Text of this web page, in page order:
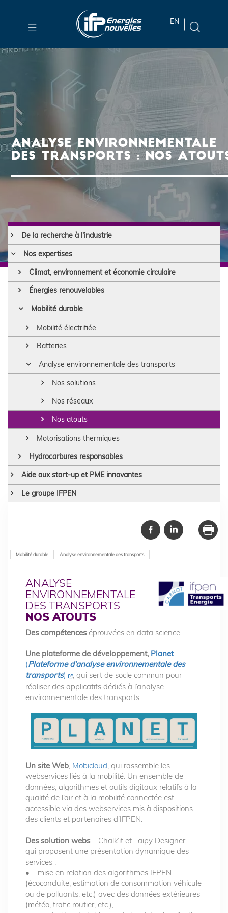
contenu
main
menu
Skip
to
search
EN
ANALYSE ENVIRONNEMENTALE
DES TRANSPORTS : NOS
De la recherche à l'industrie
Nos expertises
Climat, environnement et économie circulaire
Énergies renouvelables
Mobilité durable
Mobilité électrifiée
Batteries
Analyse environnementale des transports
Nos solutions
Nos réseaux
Nos atouts
Motorisations thermiques
Hydrocarbures responsables
Aide aux start-up et PME innovantes
Le groupe IFPEN
Mobilité durable Analyse environnementale des transports
ANALYSE
ENVIRONNEMENTALE
DES TRANSPORTS
NOS ATOUTS
Des compétenceséprouvées en data science.
Une plateforme de développement, Planet
(Plateforme d’analyse environnementale des
transports)
, qui sert de socle commun pour
réaliser des applicatifs dédiés à l’analyse
environnementale des transports.
Un site Web Mobicloud , qui rassemble les
webservices liés à la mobilité. Un ensemble de
données, algorithmes et outils digitaux relatifs à la
qualité de l’air et à la mobilité connectée est
accessible via des webservices mis à dispositions
des clients et partenaires d’IFPEN.
Des solution webs– Chalk’it et Taipy Designer –
qui proposent une présentation dynamique des
services :
• mise en relation des algorithmes IFPEN
(écoconduite, estimation de consommation véhicule
ou de polluants, etc.) avec des données extérieures
(météo, trafic routier, etc.),